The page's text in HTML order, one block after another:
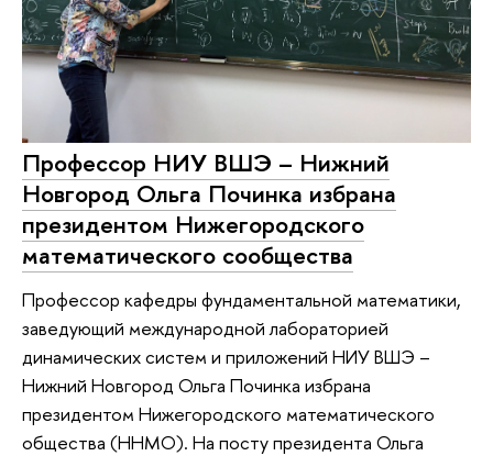
Профессор НИУ ВШЭ – Нижний
Новгород Ольга Починка избрана
президентом Нижегородского
математического сообщества
Профессор кафедры фундаментальной математики,
заведующий международной лабораторией
динамических систем и приложений НИУ ВШЭ –
Нижний Новгород Ольга Починка избрана
президентом Нижегородского математического
общества (ННМО). На посту президента Ольга